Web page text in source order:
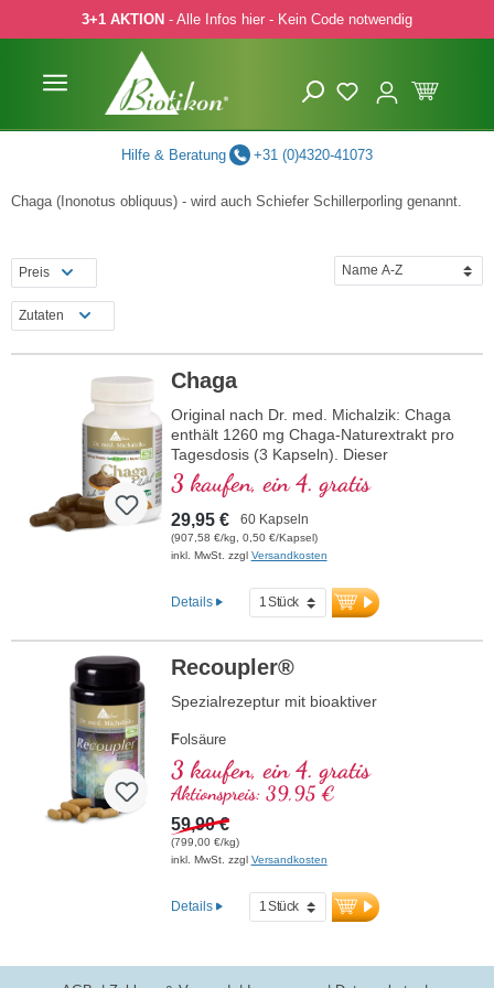
Hauptinhalt springen
Zur Suche springen
Zur Hauptnavigation springen
3+1 AKTION - Alle Infos hier - Kein Code notwendig
Hilfe & Beratung +31 (0)4320-41073
Chaga (Inonotus obliquus) - wird auch Schiefer Schillerporling genannt.
Preis
Zutaten
Chaga
Original nach Dr. med. Michalzik: Chaga
enthält 1260 mg Chaga-Naturextrakt pro
Tagesdosis (3 Kapseln). Dieser
hochwertige Extrakt ist reich an wertvollen
Inhaltsstoffen und frei von Zusatzstoffen.
Die Versiegelung ist aluminiumfrei.
mehr Informationen zu Chaga
3 kaufen, ein 4. gratis
29,95 € 60 Kapseln
(907,58 €/kg, 0,50 €/Kapsel)
inkl. MwSt. zzgl Versandkosten
Details
Recoupler®
Spezialrezeptur mit bioaktiver
Folsäure
Arginin
Lycopin
Curcuma
Curcumin
Ascorbinsäure
Resveratrol
B(Vitamin B12)
3 kaufen, ein 4. gratis
Aktionspreis: 39,95 €
59,90 €
(799,00 €/kg)
inkl. MwSt. zzgl Versandkosten
Details